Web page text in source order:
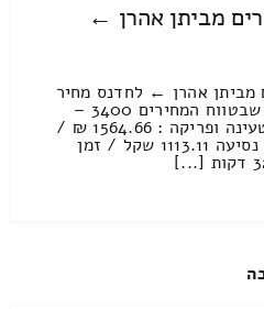
מביתן אהרן ←
מביתן אהרן ← לחדנס מחיר
מחירון: 2758.10 ₪ / אלה שבטווח המחירים 3400 –
2600 ₪ עבודות סבלות , טעינה ופריקה : 1564.66 ₪ /
זמן : 2 שעות 7 דקות מחיר נסיעה 1113.11 שקל / זמן